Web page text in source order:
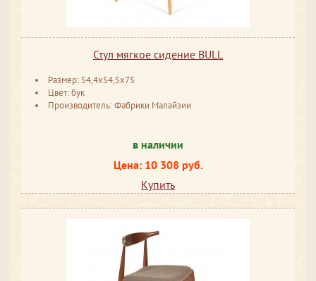
Стул мягкое сидение BULL
Размер: 54,4х54,5х75
Цвет: бук
Производитель: Фабрики Малайзии
в наличии
Цена: 10 308 руб.
Купить